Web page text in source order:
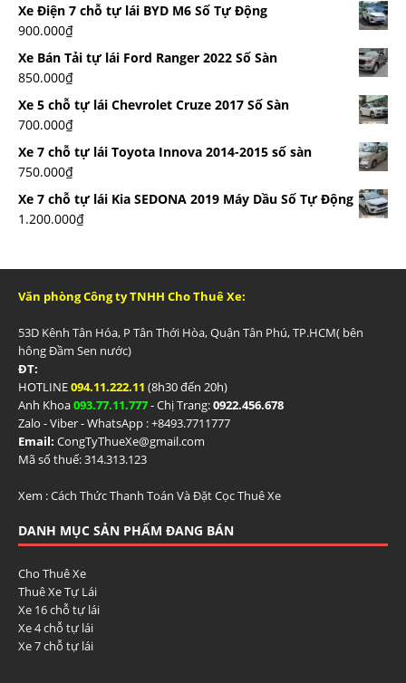
Xe Điện 7 chỗ tự lái BYD M6 Số Tự Động
900.000₫
Xe Bán Tải tự lái Ford Ranger 2022 Số Sàn
850.000₫
Xe 5 chỗ tự lái Chevrolet Cruze 2017 Số Sàn
700.000₫
Xe 7 chỗ tự lái Toyota Innova 2014-2015 số sàn
750.000₫
Xe 7 chỗ tự lái Kia SEDONA 2019 Máy Dầu Số Tự Động
1.200.000₫
Văn phòng Công ty TNHH Cho Thuê Xe:
53D Kênh Tân Hóa, P Tân Thới Hòa, Quận Tân Phú, TP.HCM( bên
hông Đầm Sen nước)
ĐT:
HOTLINE094.11.222.11 (8h30 đến 20h)
Anh Khoa093.77.11.777- Chị Trang:0922.456.678
Zalo - Viber - WhatsApp : +8493.7711777
Email: CongTyThueXe@gmail.com
Mã số thuế: 314.313.123
Xem :Cách Thức Thanh Toán Và Đặt Cọc Thuê Xe
DANH MỤC SẢN PHẨM ĐANG BÁN
Cho Thuê Xe
Thuê Xe Tự Lái
Xe 16 chỗ tự lái
Xe 4 chỗ tự lái
Xe 7 chỗ tự lái